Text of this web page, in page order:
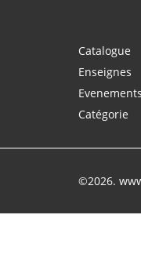
Catalogue
Enseignes
Evenements
Catégorie
©2026.